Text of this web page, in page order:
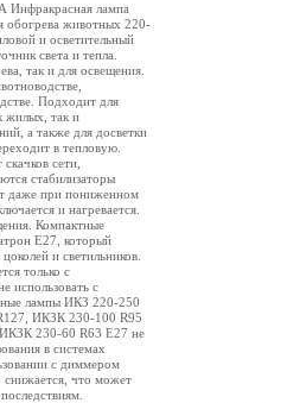
лампа
животных 220-
и осветительный
света и тепла.
так и для освещения.
Подходит для
жилых, так и
а также для досветки
в тепловую.
сети,
стабилизаторы
даже при пониженном
и нагревается.
Компактные
Е27, который
и светильников.
только с
использовать с
лампы ИКЗ 220-250
ИКЗК 230-100 R95
230-60 R63 Е27 не
в системах
с диммером
снижается, что может